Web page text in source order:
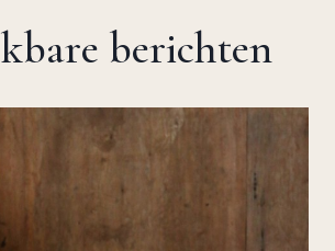
berichten